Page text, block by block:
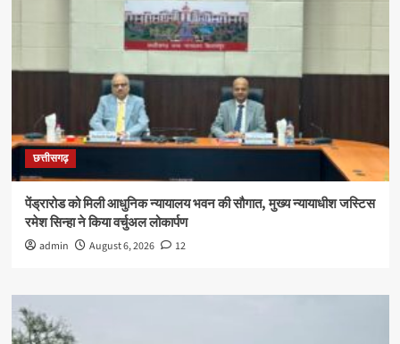
छत्तीसगढ़
पेंड्रारोड को मिली आधुनिक न्यायालय भवन की सौगात, मुख्य न्यायाधीश जस्टिस
रमेश सिन्हा ने किया वर्चुअल लोकार्पण
admin August 6, 2026 12